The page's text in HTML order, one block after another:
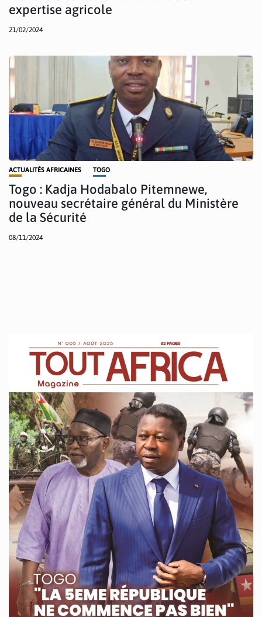
expertise agricole
21/02/2024
ACTUALITÉS AFRICAINES TOGO
Togo : Kadja Hodabalo Pitemnewe,
nouveau secrétaire général du Ministère
de la Sécurité
08/11/2024